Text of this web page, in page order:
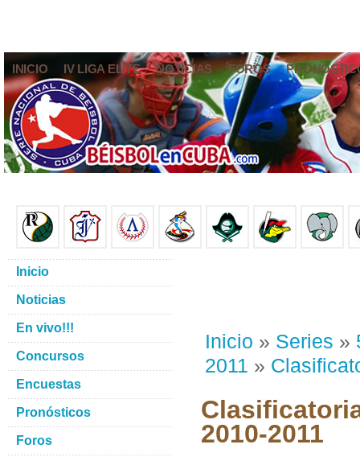
INICIO IV LIGA ELITE NOTICIAS FOROS
Inicio » Series »
2011 »
2010-2011
Inicio
Noticias
En vivo!!!
Concursos
Encuestas
Pronósticos
Foros